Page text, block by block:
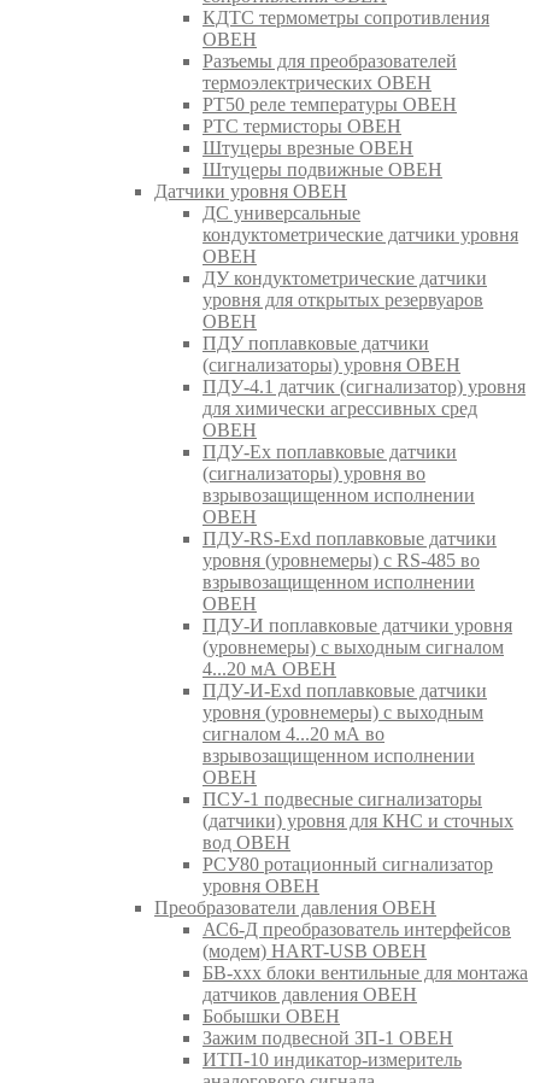
КДТС термометры сопротивления
ОВЕН
Разъемы для преобразователей
термоэлектрических ОВЕН
РТ50 реле температуры ОВЕН
РТС термисторы ОВЕН
Штуцеры врезные ОВЕН
Штуцеры подвижные ОВЕН
Датчики уровня ОВЕН
ДС универсальные
кондуктометрические датчики уровня
ОВЕН
ДУ кондуктометрические датчики
уровня для открытых резервуаров
ОВЕН
ПДУ поплавковые датчики
(сигнализаторы) уровня ОВЕН
ПДУ-4.1 датчик (сигнализатор) уровня
для химически агрессивных сред
ОВЕН
ПДУ-Ex поплавковые датчики
(сигнализаторы) уровня во
взрывозащищенном исполнении
ОВЕН
ПДУ-RS-Exd поплавковые датчики
уровня (уровнемеры) с RS-485 во
взрывозащищенном исполнении
ОВЕН
ПДУ-И поплавковые датчики уровня
(уровнемеры) с выходным сигналом
4...20 мА ОВЕН
ПДУ-И-Exd поплавковые датчики
уровня (уровнемеры) с выходным
сигналом 4...20 мА во
взрывозащищенном исполнении
ОВЕН
ПСУ-1 подвесные сигнализаторы
(датчики) уровня для КНС и сточных
вод ОВЕН
РСУ80 ротационный сигнализатор
уровня ОВЕН
Преобразователи давления ОВЕН
АС6-Д преобразователь интерфейсов
(модем) HART-USB ОВЕН
БВ-ххх блоки вентильные для монтажа
датчиков давления ОВЕН
Бобышки ОВЕН
Зажим подвесной ЗП-1 ОВЕН
ИТП-10 индикатор-измеритель